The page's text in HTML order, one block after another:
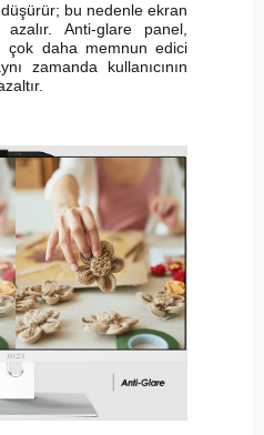
bu nedenle ekran
Anti-glare panel,
çok daha memnun edici
zamanda kullanıcının